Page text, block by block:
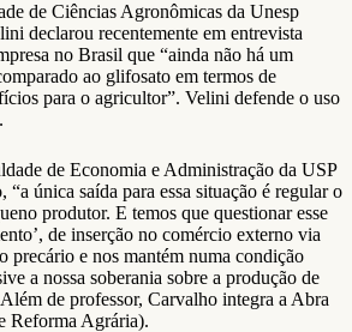
de Ciências Agronômicas da Unesp
declarou recentemente em entrevista
no Brasil que “ainda não há um
ao glifosato em termos de
para o agricultor”. Velini defende o uso
de Economia e Administração da USP
“a única saída para essa situação é regular o
produtor. E temos que questionar esse
de inserção no comércio externo via
precário e nos mantém numa condição
a nossa soberania sobre a produção de
de professor, Carvalho integra a Abra
Reforma Agrária).